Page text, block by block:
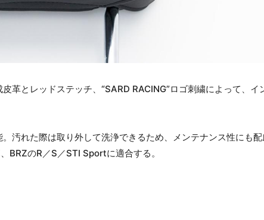
革とレッドステッチ、“SARD RACING”ロゴ刺繍によって、イ
汚れた際は取り外して洗浄できるため、メンテナンス性にも
BRZのR／S／STI Sportに適合する。